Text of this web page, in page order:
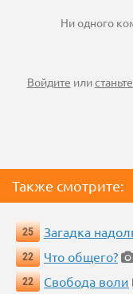
Ни одного
Войдите или
Также смотрите:
25 Загадка
22
Что общего?
22
Свобода воли